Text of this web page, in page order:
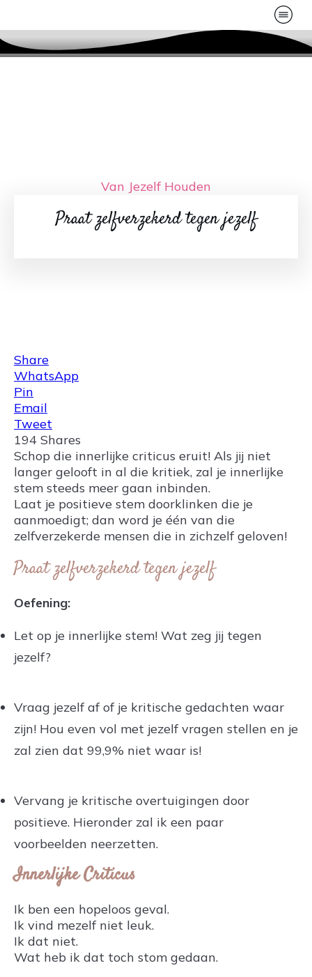
Van Jezelf Houden
Praat zelfverzekerd tegen jezelf
Share
WhatsApp
Pin
Email
Tweet
194 Shares
Schop die innerlijke criticus eruit! Als jij niet
langer gelooft in al die kritiek, zal je innerlijke
stem steeds meer gaan inbinden.
Laat je positieve stem doorklinken die je
aanmoedigt; dan word je één van die
zelfverzekerde mensen die in zichzelf geloven!
Praat zelfverzekerd tegen jezelf
Oefening:
Let op je innerlijke stem! Wat zeg jij tegen
jezelf?
Vraag jezelf af of je kritische gedachten waar
zijn! Hou even vol met jezelf vragen stellen en je
zal zien dat 99,9% niet waar is!
Vervang je kritische overtuigingen door
positieve. Hieronder zal ik een paar
voorbeelden neerzetten.
Innerlijke Criticus
Ik ben een hopeloos geval.
Ik vind mezelf niet leuk.
Ik dat niet.
Wat heb ik dat toch stom gedaan.